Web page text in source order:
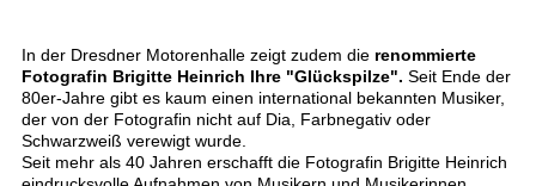
In der Dresdner Motorenhalle zeigt zudem die renommierte
Fotografin Brigitte Heinrich Ihre "Glückspilze". Seit Ende der
80er-Jahre gibt es kaum einen international bekannten Musiker,
der von der Fotografin nicht auf Dia, Farbnegativ oder
Schwarzweiß verewigt wurde.
Seit mehr als 40 Jahren erschafft die Fotografin Brigitte Heinrich